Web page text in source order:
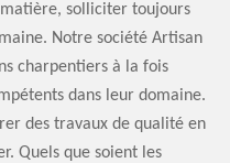
matière, solliciter toujours
Notre société Artisan
charpentiers à la fois
dans leur domaine.
des travaux de qualité en
Quels que soient les